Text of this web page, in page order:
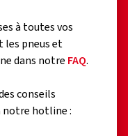
à toutes vos
les pneus et
dans notre FAQ.
conseils
hotline :